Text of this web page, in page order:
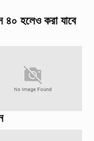
৪০ হলেও করা যাবে